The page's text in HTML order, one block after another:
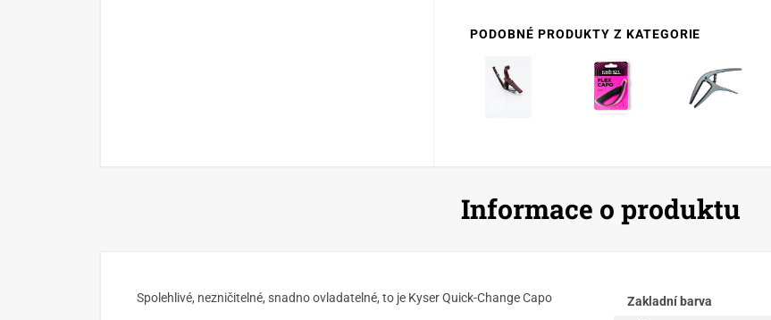
PODOBNÉ PRODUKTY Z KATEGORIE
Informace o produktu
Spolehlivé, nezničitelné, snadno ovladatelné, to je Kyser Quick-Change Capo Zakladní barva